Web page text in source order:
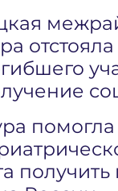
получить